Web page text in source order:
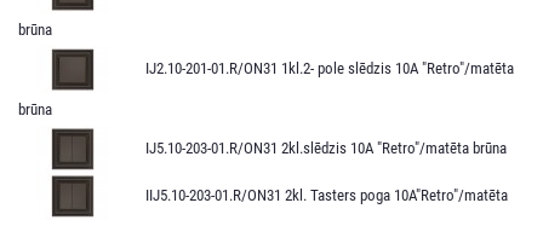
brūna
IJ2.10-201-01.R/ON31 1kl.2- pole slēdzis 10A "Retro"/matēta
brūna
IJ5.10-203-01.R/ON31 2kl.slēdzis 10A "Retro"/matēta brūna
IIJ5.10-203-01.R/ON31 2kl. Tasters poga 10A"Retro"/matēta